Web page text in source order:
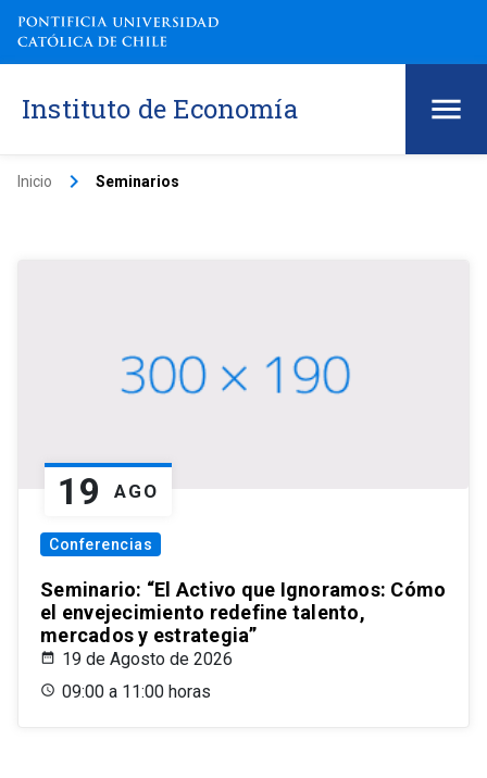
Instituto de Economía
Inicio keyboard_arrow_right Seminarios
19 AGO
Conferencias
Seminario: “El Activo que Ignoramos: Cómo
el envejecimiento redefine talento,
mercados y estrategia”
19 de Agosto de 2026
09:00 a 11:00 horas